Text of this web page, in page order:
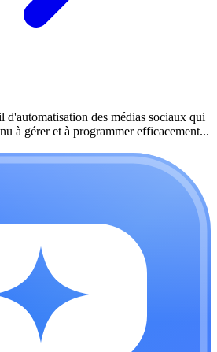
d'automatisation des médias sociaux qui
à gérer et à programmer efficacement...